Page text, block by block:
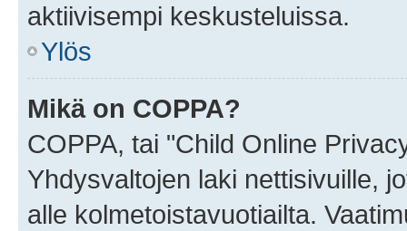
aktiivisempi keskusteluissa.
Ylös
Mikä on COPPA?
COPPA, tai "Child Online
Yhdysvaltojen laki nettisivuille,
alle kolmetoistavuotiailta.